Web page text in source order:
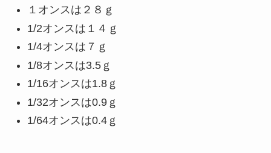
１オンスは２８ｇ
1/2オンスは１４ｇ
1/4オンスは７ｇ
1/8オンスは3.5ｇ
1/16オンスは1.8ｇ
1/32オンスは0.9ｇ
1/64オンスは0.4ｇ